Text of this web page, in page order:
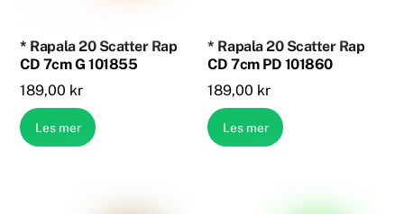
* Rapala 20 Scatter Rap
CD 7cm G 101855
189,00 kr
Les mer
* Rapala 20 Scatter Rap
CD 7cm PD 101860
189,00 kr
Les mer